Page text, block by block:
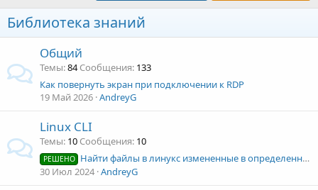
Библиотека знаний
Общий
Темы 84 Сообщения 133
Как повернуть экран при подключении к RDP
19 Май 2026 AndreyG
Linux CLI
Темы 10 Сообщения 10
РЕШЕНО Найти файлы в линукс измененные в определенную дату
30 Июл 2024 AndreyG